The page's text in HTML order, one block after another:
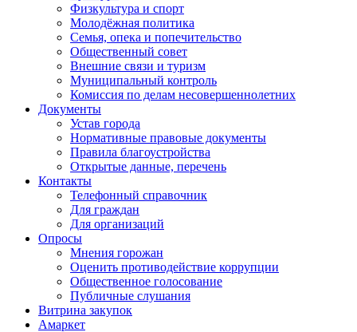
Физкультура и спорт
Молодёжная политика
Семья, опека и попечительство
Общественный совет
Внешние связи и туризм
Муниципальный контроль
Комиссия по делам несовершеннолетних
Документы
Устав города
Нормативные правовые документы
Правила благоустройства
Открытые данные, перечень
Контакты
Телефонный справочник
Для граждан
Для организаций
Опросы
Мнения горожан
Оценить противодействие коррупции
Общественное голосование
Публичные слушания
Витрина закупок
Амаркет